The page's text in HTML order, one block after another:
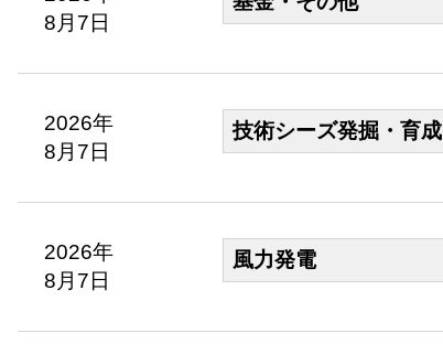
8月7日
2026年
8月7日
技術シーズ発掘・育成
2026年
8月7日
風力発電